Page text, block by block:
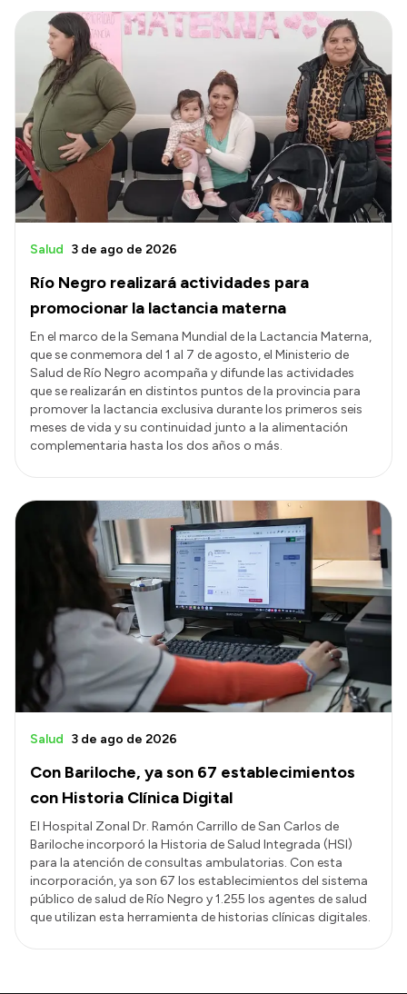
Río Negro realizará actividades para
promocionar la lactancia materna
Salud 3 de ago de 2026
En el marco de la Semana Mundial de la Lactancia Materna,
que se conmemora del 1 al 7 de agosto, el Ministerio de
Salud de Río Negro acompaña y difunde las actividades
que se realizarán en distintos puntos de la provincia para
promover la lactancia exclusiva durante los primeros seis
meses de vida y su continuidad junto a la alimentación
complementaria hasta los dos años o más.
Con Bariloche, ya son 67 establecimientos
con Historia Clínica Digital
Salud 3 de ago de 2026
El Hospital Zonal Dr. Ramón Carrillo de San Carlos de
Bariloche incorporó la Historia de Salud Integrada (HSI)
para la atención de consultas ambulatorias. Con esta
incorporación, ya son 67 los establecimientos del sistema
público de salud de Río Negro y 1.255 los agentes de salud
que utilizan esta herramienta de historias clínicas digitales.